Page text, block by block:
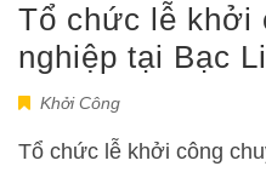
Tổ chức lễ khởi
nghiệp tại Bạc
Khởi Công
Tổ chức lễ khởi công